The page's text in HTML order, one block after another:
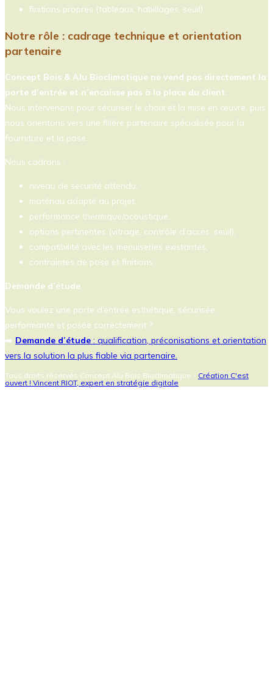
finitions propres (tableaux, habillages, seuil).
Notre rôle : cadrage technique et orientation
partenaire
Concept Bois & Alu Bioclimatique ne vend pas directement la
porte d’entrée et n’encaisse pas à la place du client.
Nous intervenons pour sécuriser le choix et la mise en œuvre, puis
nous orientons vers une filière partenaire spécialisée pour la
fourniture et la pose.
Nous cadrons :
niveau de sécurité attendu,
matériau adapté au projet,
performance thermique/acoustique,
options pertinentes (vitrage, contrôle d’accès, seuil),
compatibilité avec les menuiseries existantes,
contraintes de pose et finitions.
Demande d’étude
Vous voulez une porte d’entrée esthétique, sécurisée,
performante et posée correctement ?
➡️ Demande d’étude : qualification, préconisations et orientation
vers la solution la plus fiable via partenaire.
Tous droits réservés Concept Alu Bois Bioclimatique - Création C'est
ouvert ! Vincent RIOT, expert en stratégie digitale